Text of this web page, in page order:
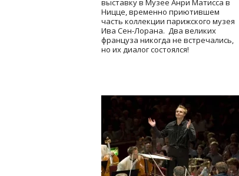
выставку в Музее Анри Матисса в
Ницце, временно приютившем
часть коллекции парижского музея
Ива Сен-Лорана. Два великих
француза никогда не встречались,
но их диалог состоялся!